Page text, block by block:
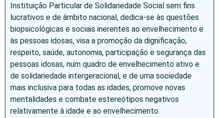
Instituição Particular de Solidariedade Social sem fins
lucrativos e de âmbito nacional, dedica-se às questões
biopsicológicas e sociais inerentes ao envelhecimento e
às pessoas idosas, visa a promoção da dignificação,
respeito, saúde, autonomia, participação e segurança das
pessoas idosas, num quadro de envelhecimento ativo e
de solidariedade intergeracional, e de uma sociedade
mais inclusiva para todas as idades, promove novas
mentalidades e combate estereótipos negativos
relativamente à idade e ao envelhecimento.